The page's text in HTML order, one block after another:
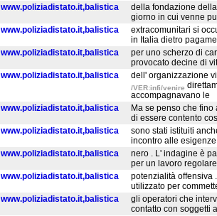
www.poliziadistato.it,balistica
della fondazione
giorno in cui venne
www.poliziadistato.it,balistica
extracomunitari si
in Italia dietro
www.poliziadistato.it,balistica
per uno scherzo di
provocato decine di
www.poliziadistato.it,balistica
dell' organizzazione
/VER:infi/venire
accompagnavano le
www.poliziadistato.it,balistica
Ma se penso che
di essere contento
www.poliziadistato.it,balistica
sono stati istituiti
incontro alle
www.poliziadistato.it,balistica
nero . L' indagine è
per un lavoro
www.poliziadistato.it,balistica
potenzialità offensiva
utilizzato per
www.poliziadistato.it,balistica
gli operatori che
contatto con soggetti